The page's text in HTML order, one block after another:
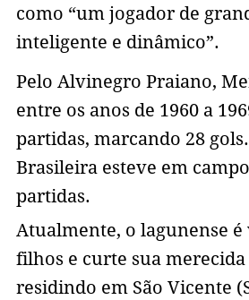
como “um jogador de
inteligente e dinâmico”.
Pelo Alvinegro Praiano,
entre os anos de 1960 a
partidas, marcando 28
Brasileira esteve em
partidas.
Atualmente, o lagunense
filhos e curte sua
residindo em São Vicente